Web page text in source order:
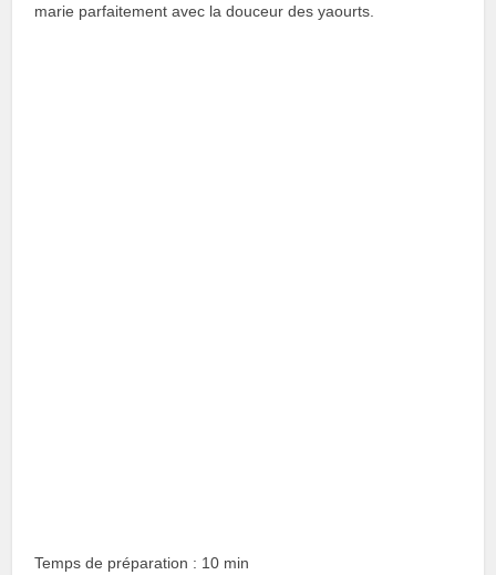
marie parfaitement avec la douceur des yaourts.
Temps de préparation : 10 min